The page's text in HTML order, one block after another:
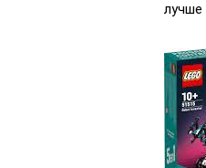
лучше